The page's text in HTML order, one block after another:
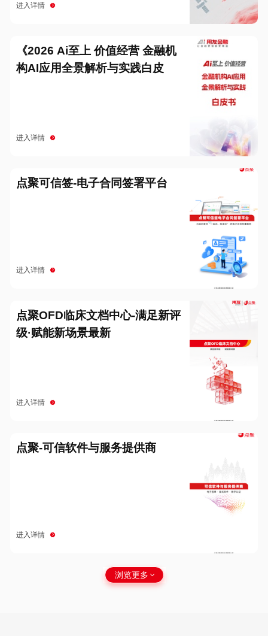
进入详情
《2026 Ai至上 价值经营 金融机
构AI应用全景解析与实践白皮
进入详情
点聚可信签-电子合同签署平台
进入详情
点聚OFD临床文档中心-满足新评
级·赋能新场景最新
进入详情
点聚-可信软件与服务提供商
进入详情
浏览更多